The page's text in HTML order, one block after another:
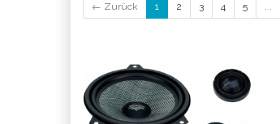
← Zurück 1 2 3 4 5 ...